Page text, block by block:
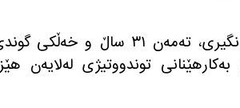
بەرەبەیانی ڕۆژی چوارشەممە ٢٠ی پووشپەڕ، ئەمیر جەهانگیری، تەمەن ٣١ ساڵ و
توندووتیژی لەلایەن